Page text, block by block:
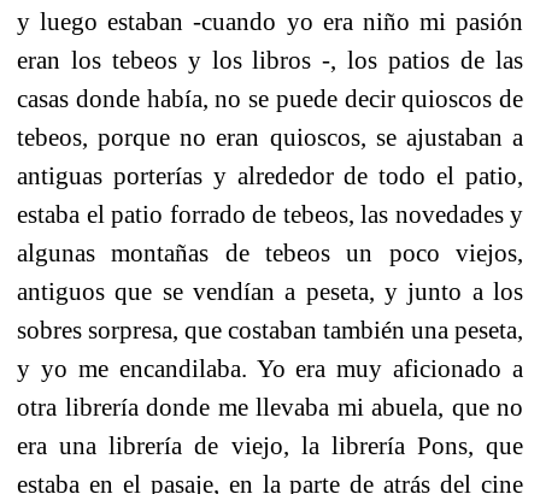
y luego estaban -cuando yo era niño mi pasión
eran los tebeos y los libros -, los patios de las
casas donde había, no se puede decir quioscos de
tebeos, porque no eran quioscos, se ajustaban a
antiguas porterías y alrededor de todo el patio,
estaba el patio forrado de tebeos, las novedades y
algunas montañas de tebeos un poco viejos,
antiguos que se vendían a peseta, y junto a los
sobres sorpresa, que costaban también una peseta,
y yo me encandilaba. Yo era muy aficionado a
otra librería donde me llevaba mi abuela, que no
era una librería de viejo, la librería Pons, que
estaba en el pasaje, en la parte de atrás del cine